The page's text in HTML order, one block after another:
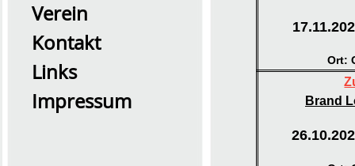
Verein
Kontakt
Links
Impressum
Ort:
Brand